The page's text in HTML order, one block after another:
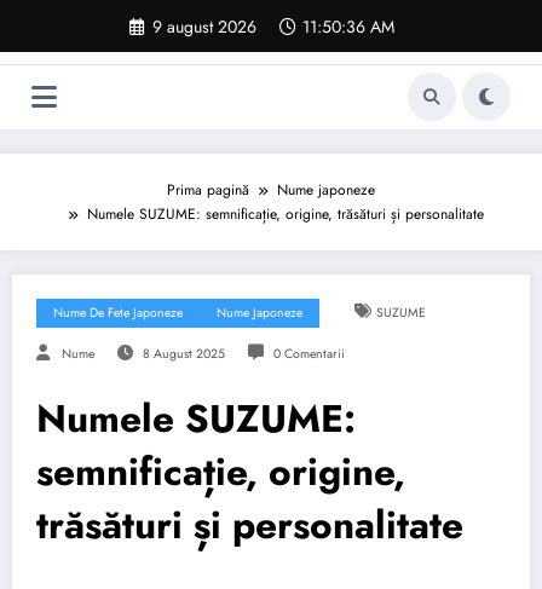
conținut
9 august 2026 11:50:37 AM
Prima pagină
Nume japoneze
Numele SUZUME: semnificație, origine, trăsături și personalitate
Nume De Fete Japoneze Nume Japoneze SUZUME
Nume 8 August 2025 0 Comentarii
Numele SUZUME:
semnificație, origine,
trăsături și personalitate